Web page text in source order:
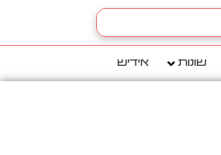
שונות אידיש